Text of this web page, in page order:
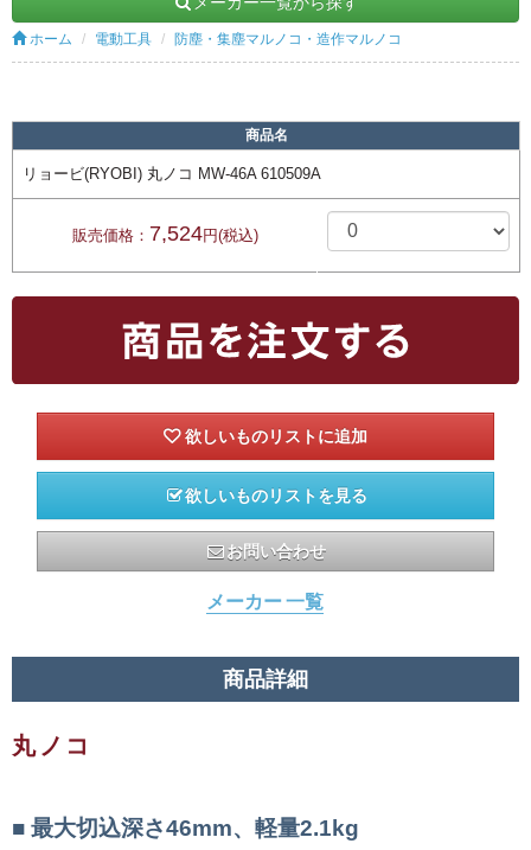
ホーム 電動工具 防塵・集塵マルノコ・造作マルノコ
商品名
リョービ(RYOBI) 丸ノコ MW-46A 610509A
販売価格： 7,524円(税込)
欲しいものリストを見る
お問い合わせ
メーカー 一覧
商品詳細
丸ノコ
最大切込深さ46mm、軽量2.1kg